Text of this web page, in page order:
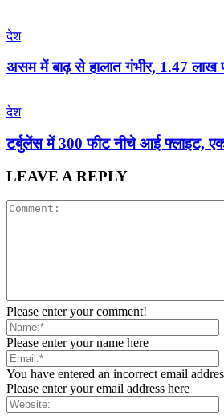
देश
असम में बाढ़ से हालात गंभीर, 1.47 लाख
देश
टर्बुलेंस में 300 फीट नीचे आई फ्लाइट,
LEAVE A REPLY
Please enter your comment!
Please enter your name here
You have entered an incorrect email
Please enter your email address here